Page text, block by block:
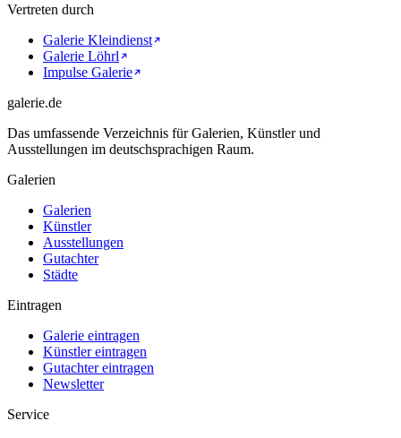
Vertreten durch
Galerie Kleindienst
Galerie Löhrl
Impulse Galerie
galerie.de
Das umfassende Verzeichnis für Galerien, Künstler und
Ausstellungen im deutschsprachigen Raum.
Galerien
Galerien
Künstler
Ausstellungen
Gutachter
Städte
Eintragen
Galerie eintragen
Künstler eintragen
Gutachter eintragen
Newsletter
Service